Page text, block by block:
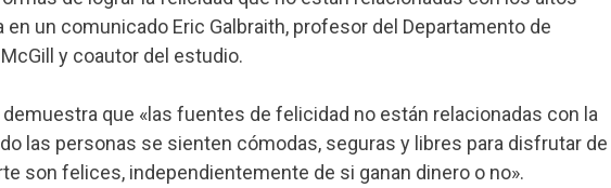
un comunicado Eric Galbraith, profesor del Departamento de
y coautor del estudio.
que «las fuentes de felicidad no están relacionadas con la
las personas se sienten cómodas, seguras y libres para disfrutar de
son felices, independientemente de si ganan dinero o no».